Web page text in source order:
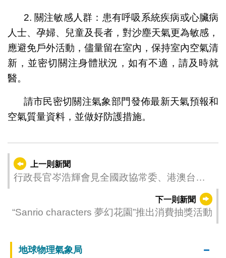
2. 關注敏感人群：患有呼吸系統疾病或心臟病
人士、孕婦、兒童及長者，對沙塵天氣更為敏感，
應避免戶外活動，儘量留在室內，保持室內空氣清
新，並密切關注身體狀況，如有不適，請及時就
醫。
請市民密切關注氣象部門發佈最新天氣預報和
空氣質量資料，並做好防護措施。
上一則新聞
行政長官岑浩輝會見全國政協常委、港澳台僑
委員會主任劉賜貴率領的粵港澳大灣區調研組
下一則新聞
“Sanrio characters 夢幻花園”推出消費抽獎活動
地球物理氣象局